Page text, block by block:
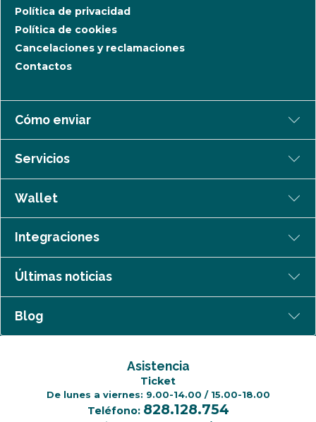
Política de privacidad
Política de cookies
Cancelaciones y reclamaciones
Contactos
Cómo enviar
Servicios
Wallet
Integraciones
Últimas noticias
Blog
Asistencia
Ticket
De lunes a viernes: 9.00-14.00 / 15.00-18.00
Teléfono: 828.128.754